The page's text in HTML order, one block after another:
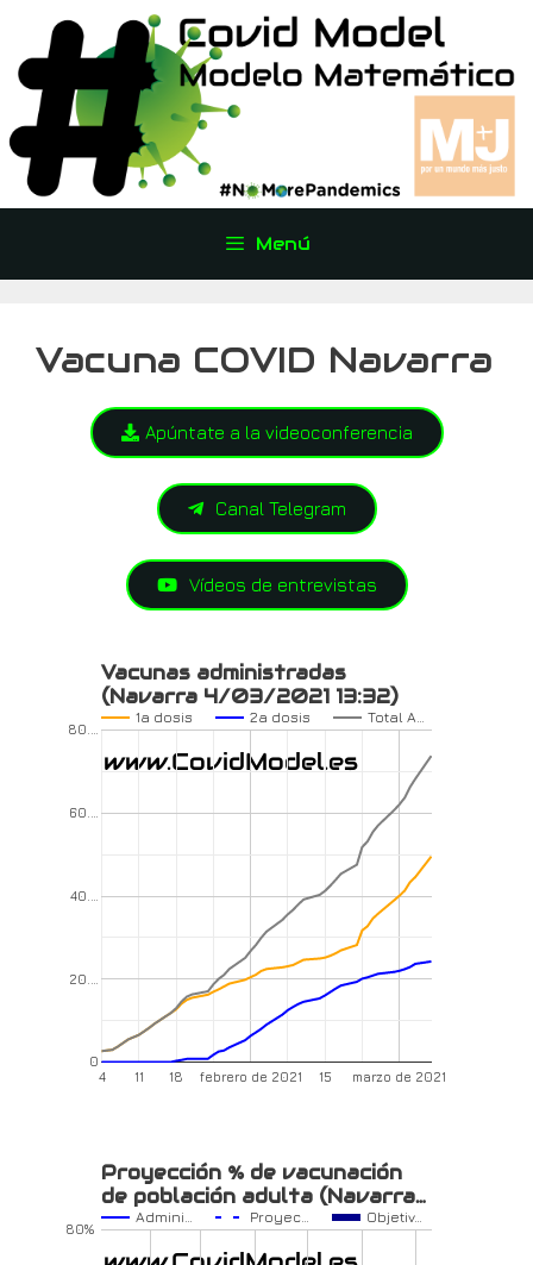
Menú
Vacuna COVID Navarra
Apúntate a la videoconferencia
Canal Telegram
Vídeos de entrevistas
Vacunas administradas
(Navarra 4/03/2021 13:32)
1a dosis 2a dosis Total A…
febrero de 2021 marzo de 2021
4 11 18 15
0
20.…
40.…
60.…
80.…
Proyección % de vacunación
de población adulta (Navarra…
Admini… Proyec… Objetiv…
80%